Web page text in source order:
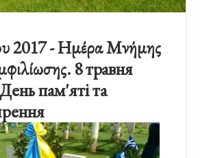
2017 - Ημέρα Μνήμης
8 травня
пам'яті та